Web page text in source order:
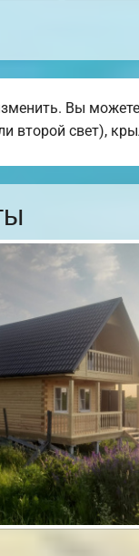
Вы можете
второй свет),